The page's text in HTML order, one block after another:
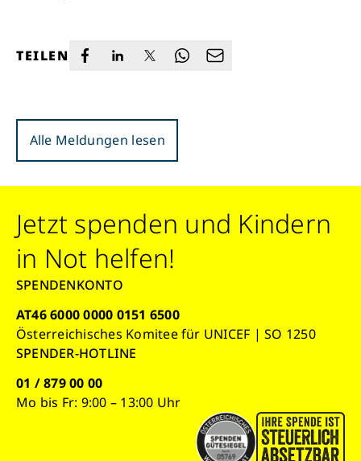
TEILEN
Alle Meldungen lesen
Jetzt spenden und Kindern
in Not helfen!
SPENDENKONTO
AT46 6000 0000 0151 6500
Österreichisches Komitee für UNICEF | SO 1250
SPENDER-HOTLINE
01 / 879 00 00
Mo bis Fr: 9:00 – 13:00 Uhr